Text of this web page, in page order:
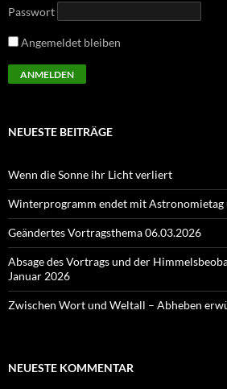
Passwort
Angemeldet bleiben
NEUESTE BEITRÄGE
Wenn die Sonne ihr Licht verliert
Winterprogramm endet mit Astronomietag
Geändertes Vortragsthema 06.03.2026
Absage des Vortrags und der
Januar 2026
Zwischen Wort und Weltall – Abheben
NEUESTE KOMMENTAR